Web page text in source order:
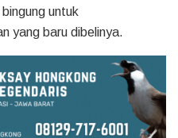
untuk
yang baru dibelinya.